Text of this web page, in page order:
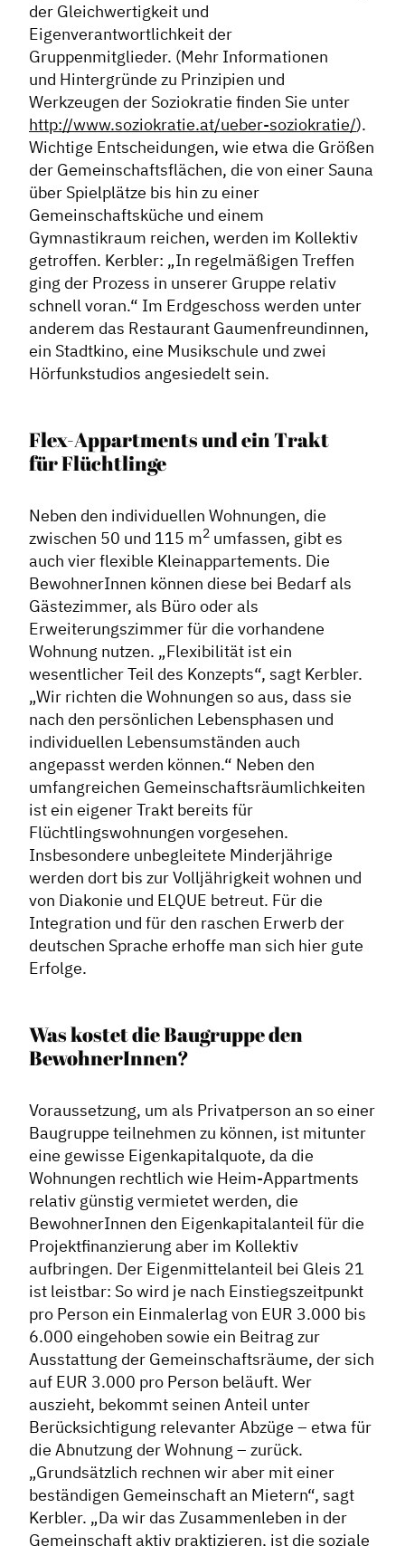
der Gleichwertigkeit und
Eigenverantwortlichkeit der
Gruppenmitglieder. (Mehr Informationen
und Hintergründe zu Prinzipien und
Werkzeugen der Soziokratie finden Sie unter
http://www.soziokratie.at/ueber-soziokratie/).
Wichtige Entscheidungen, wie etwa die Größen
der Gemeinschaftsflächen, die von einer Sauna
über Spielplätze bis hin zu einer
Gemeinschaftsküche und einem
Gymnastikraum reichen, werden im Kollektiv
getroffen. Kerbler: „In regelmäßigen Treffen
ging der Prozess in unserer Gruppe relativ
schnell voran.“ Im Erdgeschoss werden unter
anderem das Restaurant Gaumenfreundinnen,
ein Stadtkino, eine Musikschule und zwei
Hörfunkstudios angesiedelt sein.
Flex-Appartments und ein Trakt
für Flüchtlinge
Neben den individuellen Wohnungen, die
zwischen 50 und 115 m2 umfassen, gibt es
auch vier flexible Kleinappartements. Die
BewohnerInnen können diese bei Bedarf als
Gästezimmer, als Büro oder als
Erweiterungszimmer für die vorhandene
Wohnung nutzen. „Flexibilität ist ein
wesentlicher Teil des Konzepts“, sagt Kerbler.
„Wir richten die Wohnungen so aus, dass sie
nach den persönlichen Lebensphasen und
individuellen Lebensumständen auch
angepasst werden können.“ Neben den
umfangreichen Gemeinschaftsräumlichkeiten
ist ein eigener Trakt bereits für
Flüchtlingswohnungen vorgesehen.
Insbesondere unbegleitete Minderjährige
werden dort bis zur Volljährigkeit wohnen und
von Diakonie und ELQUE betreut. Für die
Integration und für den raschen Erwerb der
deutschen Sprache erhoffe man sich hier gute
Erfolge.
Was kostet die Baugruppe den
BewohnerInnen?
Voraussetzung, um als Privatperson an so einer
Baugruppe teilnehmen zu können, ist mitunter
eine gewisse Eigenkapitalquote, da die
Wohnungen rechtlich wie Heim-Appartments
relativ günstig vermietet werden, die
BewohnerInnen den Eigenkapitalanteil für die
Projektfinanzierung aber im Kollektiv
aufbringen. Der Eigenmittelanteil bei Gleis 21
ist leistbar: So wird je nach Einstiegszeitpunkt
pro Person ein Einmalerlag von EUR 3.000 bis
6.000 eingehoben sowie ein Beitrag zur
Ausstattung der Gemeinschaftsräume, der sich
auf EUR 3.000 pro Person beläuft. Wer
auszieht, bekommt seinen Anteil unter
Berücksichtigung relevanter Abzüge – etwa für
die Abnutzung der Wohnung – zurück.
„Grundsätzlich rechnen wir aber mit einer
beständigen Gemeinschaft an Mietern“, sagt
Kerbler. „Da wir das Zusammenleben in der
Gemeinschaft aktiv praktizieren, ist die soziale